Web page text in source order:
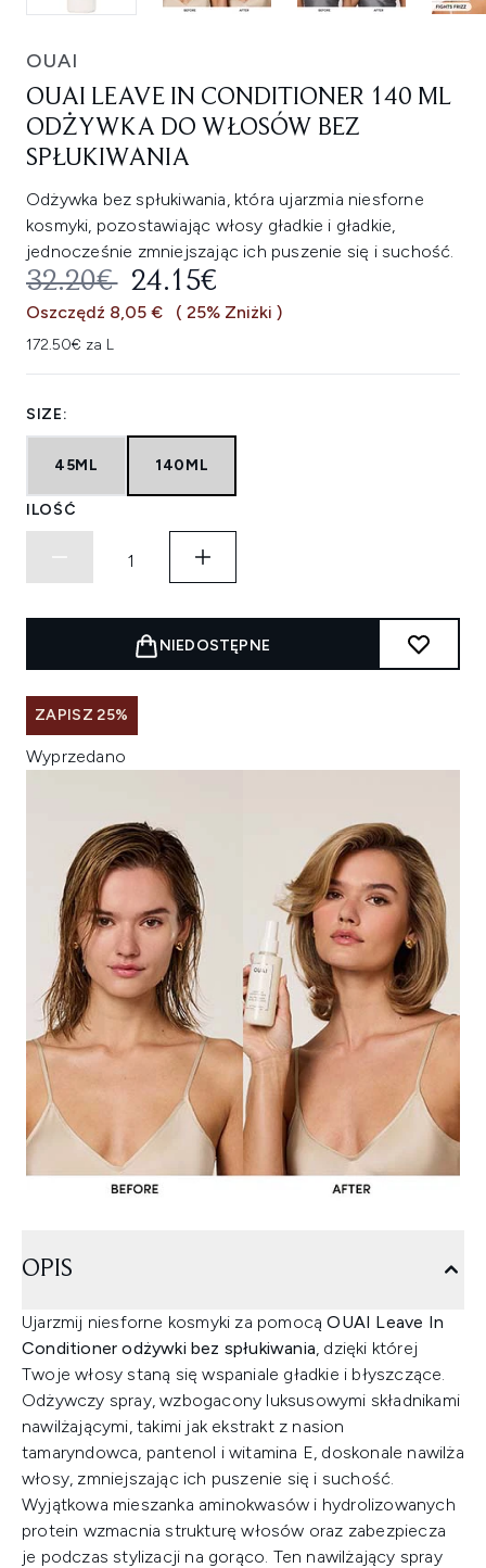
OUAI
OUAI LEAVE IN CONDITIONER 140 ML
ODŻYWKA DO WŁOSÓW BEZ
SPŁUKIWANIA
Odżywka bez spłukiwania, która ujarzmia niesforne
kosmyki, pozostawiając włosy gładkie i gładkie,
jednocześnie zmniejszając ich puszenie się i suchość.
SUGEROWANA CENA
32.20€ AKTUALNA CENA:
24.15€
Oszczędź 8,05 € ( 25% Zniżki )
172.50€ za L
SIZE:
45ML 140ML
ILOŚĆ
NIEDOSTĘPNE
ZAPISZ 25%
Wyprzedano
OPIS
Ujarzmij niesforne kosmyki za pomocąOUAI Leave In
Conditioner odżywki bez spłukiwania, dzięki której
Twoje włosy staną się wspaniale gładkie i błyszczące.
Odżywczy spray, wzbogacony luksusowymi składnikami
nawilżającymi, takimi jak ekstrakt z nasion
tamaryndowca, pantenol i witamina E, doskonale nawilża
włosy, zmniejszając ich puszenie się i suchość.
Wyjątkowa mieszanka aminokwasów i hydrolizowanych
protein wzmacnia strukturę włosów oraz zabezpiecza
je podczas stylizacji na gorąco. Ten nawilżający spray